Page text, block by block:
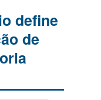
define
de